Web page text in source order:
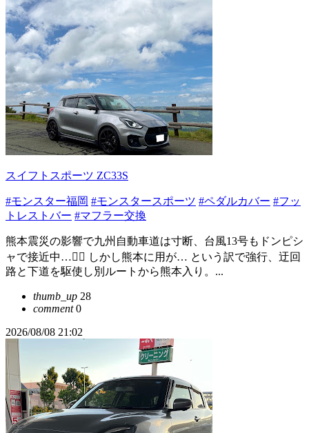
スイフトスポーツ ZC33S
#モンスター福岡 #モンスタースポーツ #ペダルカバー #フッ
トレストバー #マフラー交換
熊本震災の影響で九州自動車道は寸断、台風13号もドンピシ
ャで接近中…😵‍💫 しかし熊本に用が… という訳で強行、迂回
路と下道を駆使し別ルートから熊本入り。...
thumb_up 28
comment0
2026/08/08 21:02